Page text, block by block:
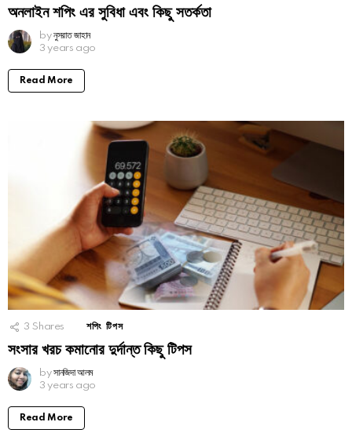
অনলাইন শপিং এর সুবিধা এবং কিছু সতর্কতা
by নুসরাত জাহান
3 years ago
Read More
3 Shares শপিং টিপস
সংসার খরচ কমানোর দুর্দান্ত কিছু টিপস
by সানজিদা আলম
3 years ago
Read More